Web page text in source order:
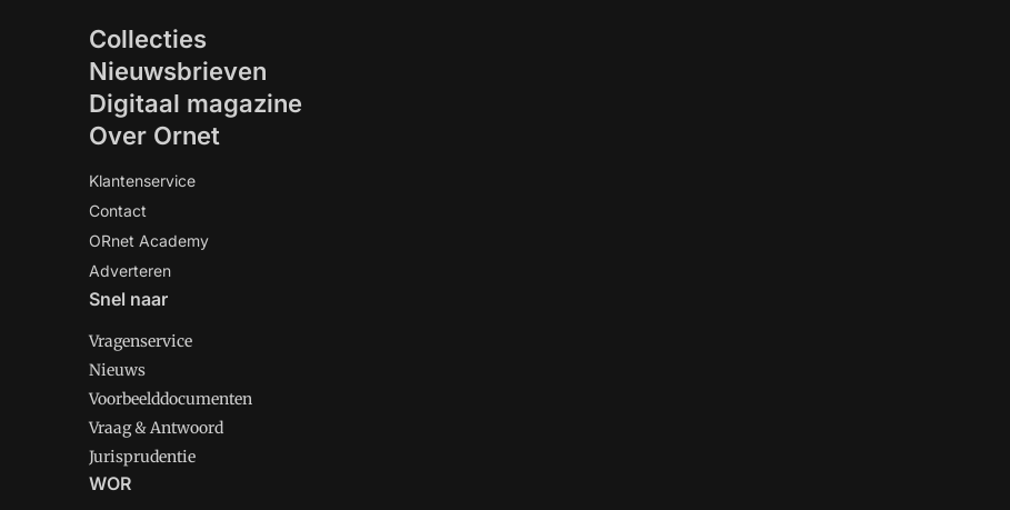
Collecties
Nieuwsbrieven
Digitaal magazine
Over Ornet
Klantenservice
Contact
ORnet Academy
Adverteren
Snel naar
Vragenservice
Nieuws
Voorbeelddocumenten
Vraag & Antwoord
Jurisprudentie
WOR